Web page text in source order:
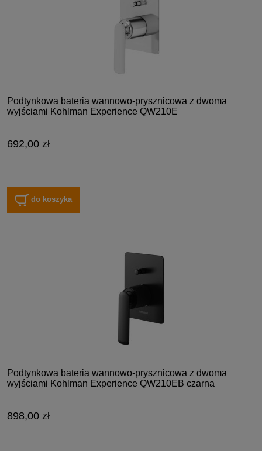
Podtynkowa bateria wannowo-prysznicowa z dwoma
wyjściami Kohlman Experience QW210E
692,00 zł
do koszyka
Podtynkowa bateria wannowo-prysznicowa z dwoma
wyjściami Kohlman Experience QW210EB czarna
898,00 zł